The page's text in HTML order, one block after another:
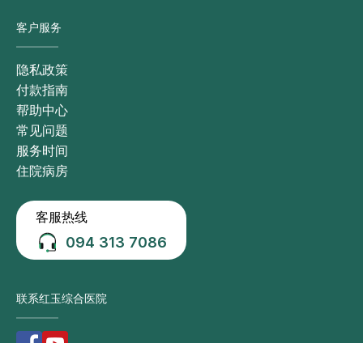
客户服务
隐私政策
付款指南
帮助中心
常见问题
服务时间
住院病房
客服热线
094 313 7086
联系红玉综合医院